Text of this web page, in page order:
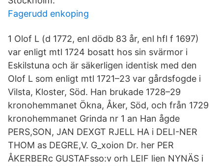
Fagerudd enkoping
1 Olof L (d 1772, enl dödb 83 år, enl hfl f 1697)
var enligt mtl 1724 bosatt hos sin svärmor i
Eskilstuna och är säkerligen identisk med den
Olof L som enligt mtl 1721–23 var gårdsfogde i
Vilsta, Kloster, Söd. Han brukade 1728–29
kronohemmanet Ökna, Åker, Söd, och från 1729
kronohemmanet Grinda nr 1 an Han ågde
PERS,SON, JAN DEXGT RJELL HA i DELI-NER
THOM as DEGRE,V. G_xoion Dr. her PER
ÅKERBERc GUSTAFsso:v orh LEIF lien NYNÄS i